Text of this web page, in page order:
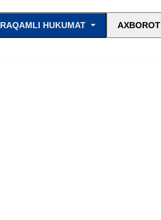
RAQAMLI HUKUMAT